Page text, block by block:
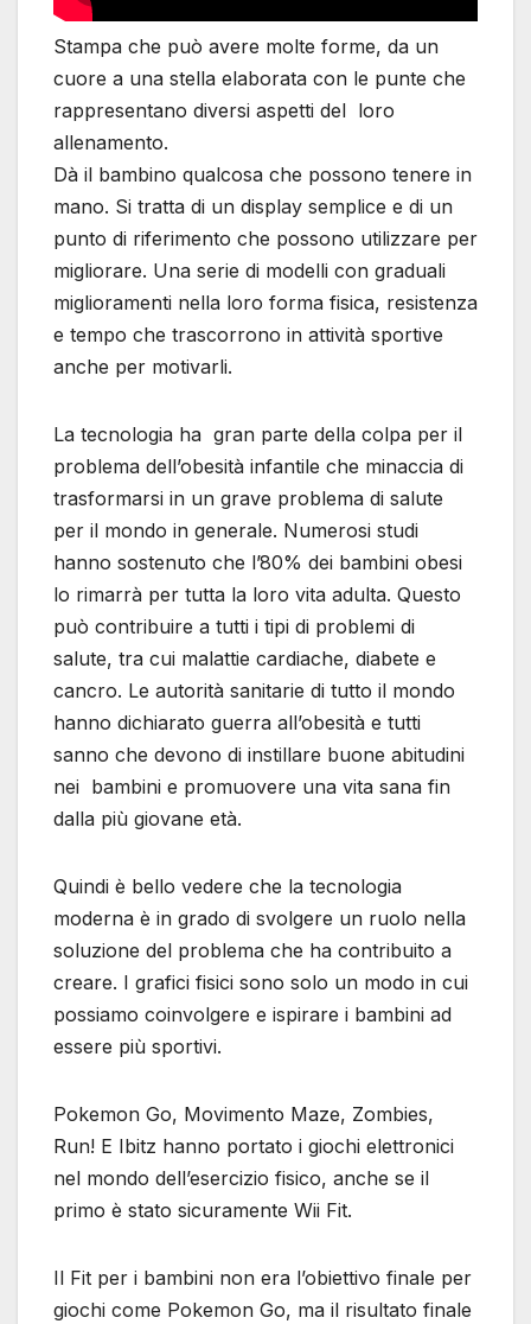
Stampa che può avere molte forme, da un
cuore a una stella elaborata con le punte che
rappresentano diversi aspetti del loro
allenamento.
Dà il bambino qualcosa che possono tenere in
mano. Si tratta di un display semplice e di un
punto di riferimento che possono utilizzare per
migliorare. Una serie di modelli con graduali
miglioramenti nella loro forma fisica, resistenza
e tempo che trascorrono in attività sportive
anche per motivarli.
La tecnologia ha gran parte della colpa per il
problema dell’obesità infantile che minaccia di
trasformarsi in un grave problema di salute
per il mondo in generale. Numerosi studi
hanno sostenuto che l’80% dei bambini obesi
lo rimarrà per tutta la loro vita adulta. Questo
può contribuire a tutti i tipi di problemi di
salute, tra cui malattie cardiache, diabete e
cancro. Le autorità sanitarie di tutto il mondo
hanno dichiarato guerra all’obesità e tutti
sanno che devono di instillare buone abitudini
nei bambini e promuovere una vita sana fin
dalla più giovane età.
Quindi è bello vedere che la tecnologia
moderna è in grado di svolgere un ruolo nella
soluzione del problema che ha contribuito a
creare. I grafici fisici sono solo un modo in cui
possiamo coinvolgere e ispirare i bambini ad
essere più sportivi.
Pokemon Go, Movimento Maze, Zombies,
Run! E Ibitz hanno portato i giochi elettronici
nel mondo dell’esercizio fisico, anche se il
primo è stato sicuramente Wii Fit.
Il Fit per i bambini non era l’obiettivo finale per
giochi come Pokemon Go, ma il risultato finale